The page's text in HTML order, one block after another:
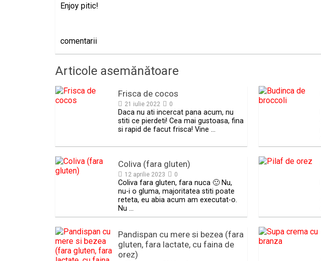
Enjoy pitic!
comentarii
Articole asemănătoare
Frisca de cocos
21 iulie 2022 0
Daca nu ati incercat pana acum, nu
stiti ce pierdeti! Cea mai gustoasa, fina
si rapid de facut frisca! Vine …
Coliva (fara gluten)
12 aprilie 2023 0
Coliva fara gluten, fara nuca 🙂 Nu,
nu-i o gluma, majoritatea stiti poate
reteta, eu abia acum am executat-o.
Nu …
Pandispan cu mere si bezea (fara
gluten, fara lactate, cu faina de
orez)